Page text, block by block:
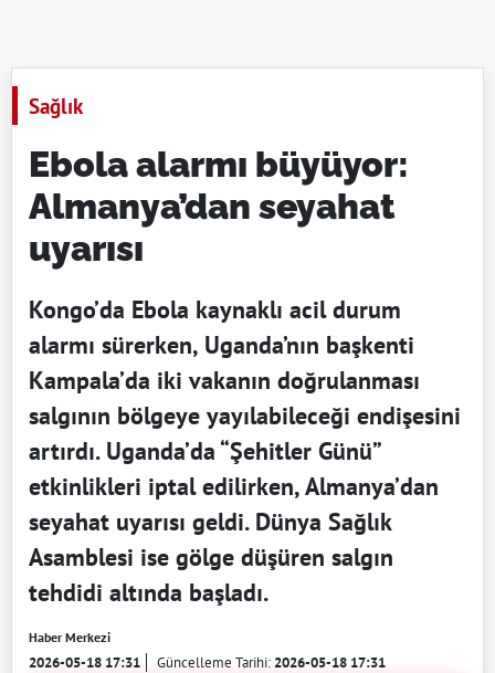
Sağlık
Ebola alarmı büyüyor:
Almanya’dan seyahat
uyarısı
Kongo’da Ebola kaynaklı acil durum
alarmı sürerken, Uganda’nın başkenti
Kampala’da iki vakanın doğrulanması
salgının bölgeye yayılabileceği endişesini
artırdı. Uganda’da “Şehitler Günü”
etkinlikleri iptal edilirken, Almanya’dan
seyahat uyarısı geldi. Dünya Sağlık
Asamblesi ise gölge düşüren salgın
tehdidi altında başladı.
Haber Merkezi
2026-05-18 17:31 Güncelleme Tarihi:2026-05-18 17:31